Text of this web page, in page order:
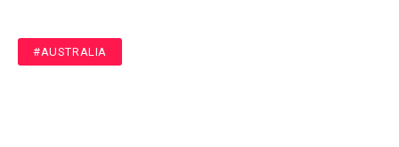
#AUSTRALIA